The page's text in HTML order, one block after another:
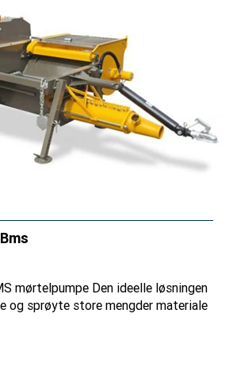
mørtelpumpe Den ideelle løsningen
og sprøyte store mengder materiale